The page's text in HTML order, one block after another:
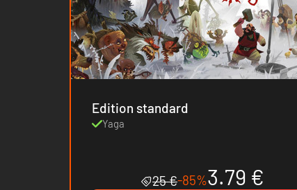
Edition standard
Yaga
25 €-85%3.79 €